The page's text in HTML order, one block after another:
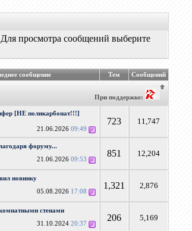
просмотра сообщений выберите
сообщение Тем Сообщений
При поддержке:
[НЕ поликарбонат!!!]
21.06.202609:49
723 11,747
форуму...
21.06.202609:53
851 12,204
новинку
05.08.2026 17:08
1,321 2,876
стенами
31.10.202420:37
206 5,169